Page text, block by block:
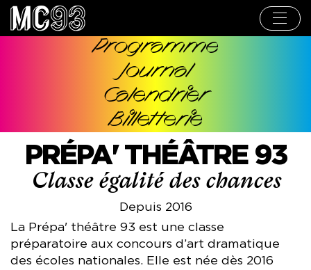
Aller
contenu
Programme
Journal
Calendrier
Billetterie
PRÉPA' THÉÂTRE 93
Classe égalité des chances
Depuis 2016
La Prépa' théâtre 93 est une classe
préparatoire aux concours d’art dramatique
des écoles nationales. Elle est née dès 2016